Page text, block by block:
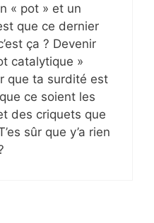
« pot » et un
que ce dernier
ça ? Devenir
catalytique »
que ta surdité est
ce soient les
des criquets que
sûr que y’a rien